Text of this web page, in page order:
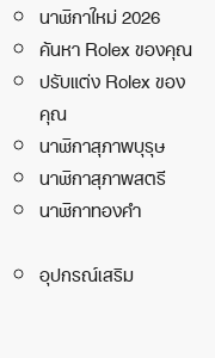
นาฬิกาใหม่ 2026
ค้นหา Rolex ของคุณ
ปรับแต่ง Rolex ของ
คุณ
นาฬิกาสุภาพบุรุษ
นาฬิกาสุภาพสตรี
นาฬิกาทองคำ
อุปกรณ์เสริม